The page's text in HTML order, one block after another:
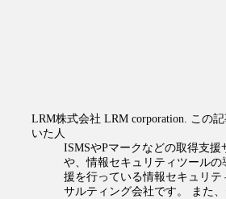
LRM株式会社 LRM corporation. この
いた人
ISMSやPマークなどの取得支援
や、情報セキュリティツールの
援を行っている情報セキュリテ
サルティング会社です。 また